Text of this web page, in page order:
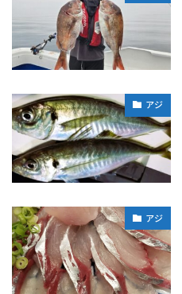
アジ
アジ